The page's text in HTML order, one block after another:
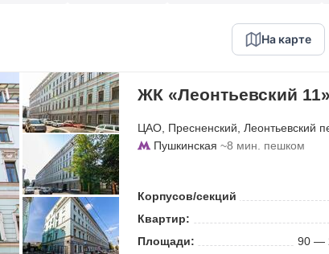
На карте
ЖК «Леонтьевский 11»
ЦАО Пресненский Леонтьевский
Пушкинская ~8 мин. пешком
Корпусов/секций
Квартир:
Площади:
90 —